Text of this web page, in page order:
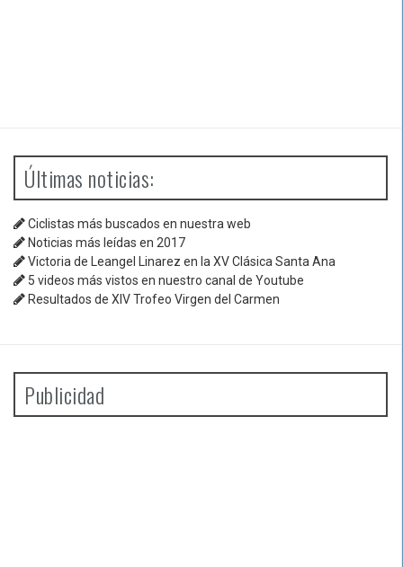
Últimas noticias:
Ciclistas más buscados en nuestra web
Noticias más leídas en 2017
Victoria de Leangel Linarez en la XV Clásica Santa Ana
5 videos más vistos en nuestro canal de Youtube
Resultados de XIV Trofeo Virgen del Carmen
Publicidad